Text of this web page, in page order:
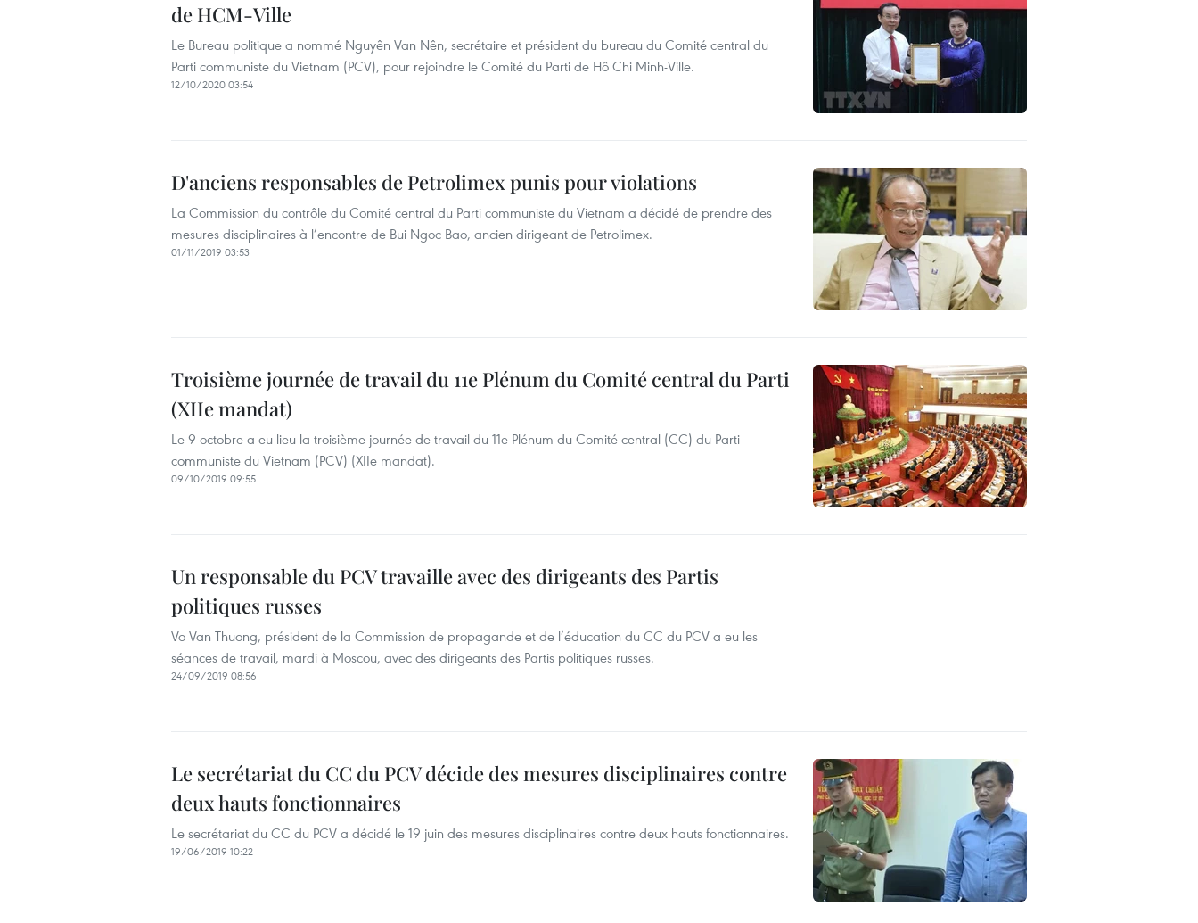
de HCM-Ville
Le Bureau politique a nommé Nguyên Van Nên, secrétaire et président du bureau du Comité central du
Parti communiste du Vietnam (PCV), pour rejoindre le Comité du Parti de Hô Chi Minh-Ville.
12/10/2020 03:54
D'anciens responsables de Petrolimex punis pour violations
La Commission du contrôle du Comité central du Parti communiste du Vietnam a décidé de prendre des
mesures disciplinaires à l’encontre de Bui Ngoc Bao, ancien dirigeant de Petrolimex.
01/11/2019 03:53
Troisième journée de travail du 11e Plénum du Comité central du Parti
(XIIe mandat)
Le 9 octobre a eu lieu la troisième journée de travail du 11e Plénum du Comité central (CC) du Parti
communiste du Vietnam (PCV) (XIIe mandat).
09/10/2019 09:55
Un responsable du PCV travaille avec des dirigeants des Partis
politiques russes
Vo Van Thuong, président de la Commission de propagande et de l’éducation du CC du PCV a eu les
séances de travail, mardi à Moscou, avec des dirigeants des Partis politiques russes.
24/09/2019 08:56
Le secrétariat du CC du PCV décide des mesures disciplinaires contre
deux hauts fonctionnaires
Le secrétariat du CC du PCV a décidé le 19 juin des mesures disciplinaires contre deux hauts fonctionnaires.
19/06/2019 10:22